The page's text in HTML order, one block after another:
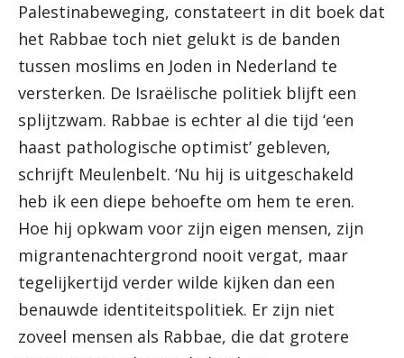
Palestinabeweging, constateert in dit boek dat
het Rabbae toch niet gelukt is de banden
tussen moslims en Joden in Nederland te
versterken. De Israëlische politiek blijft een
splijtzwam. Rabbae is echter al die tijd ‘een
haast pathologische optimist’ gebleven,
schrijft Meulenbelt. ‘Nu hij is uitgeschakeld
heb ik een diepe behoefte om hem te eren.
Hoe hij opkwam voor zijn eigen mensen, zijn
migrantenachtergrond nooit vergat, maar
tegelijkertijd verder wilde kijken dan een
benauwde identiteitspolitiek. Er zijn niet
zoveel mensen als Rabbae, die dat grotere